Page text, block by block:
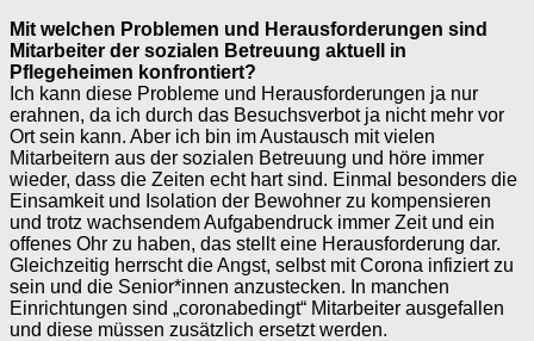
Mit welchen Problemen und Herausforderungen sind
Mitarbeiter der sozialen Betreuung aktuell in
Pflegeheimen konfrontiert?
Ich kann diese Probleme und Herausforderungen ja nur
erahnen, da ich durch das Besuchsverbot ja nicht mehr vor
Ort sein kann. Aber ich bin im Austausch mit vielen
Mitarbeitern aus der sozialen Betreuung und höre immer
wieder, dass die Zeiten echt hart sind. Einmal besonders die
Einsamkeit und Isolation der Bewohner zu kompensieren
und trotz wachsendem Aufgabendruck immer Zeit und ein
offenes Ohr zu haben, das stellt eine Herausforderung dar.
Gleichzeitig herrscht die Angst, selbst mit Corona infiziert zu
sein und die Senior*innen anzustecken. In manchen
Einrichtungen sind „coronabedingt“ Mitarbeiter ausgefallen
und diese müssen zusätzlich ersetzt werden.